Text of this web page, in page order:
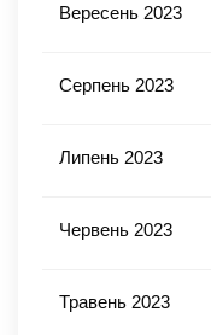
Вересень 2023
Серпень 2023
Липень 2023
Червень 2023
Травень 2023